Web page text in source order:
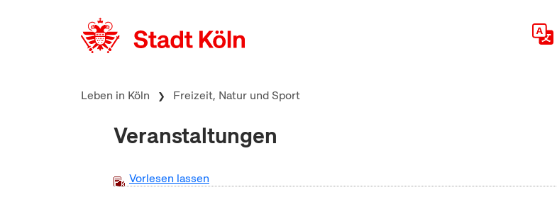
Leben in Köln Freizeit, Natur und Sport
Veranstaltungen
Vorlesen lassen